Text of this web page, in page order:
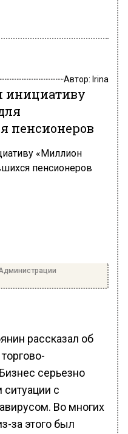
Автор: Irina
инициативу
пенсионеров
рассказал об
серьезно
с
Во многих
за этого был